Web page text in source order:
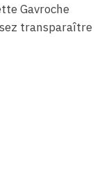
Gavroche
transparaître